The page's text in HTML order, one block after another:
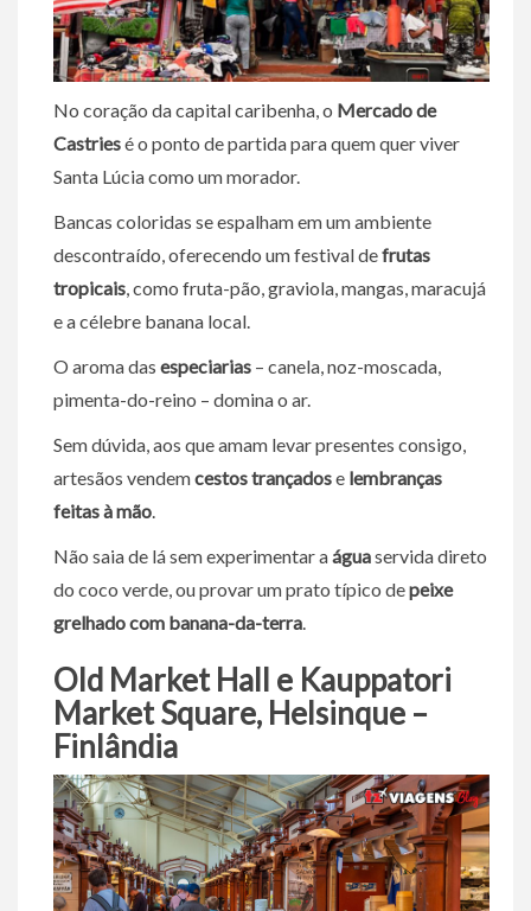
No coração da capital caribenha, o Mercado de
Castriesé o ponto de partida para quem quer viver
Santa Lúcia como um morador.
Bancas coloridas se espalham em um ambiente
descontraído, oferecendo um festival defrutas
tropicais,como fruta-pão, graviola, mangas, maracujá
e a célebre banana local.
O aroma das especiarias – canela, noz-moscada,
pimenta-do-reino – domina o ar.
Sem dúvida, aos que amam levar presentes consigo,
artesãos vendemcestos trançadose lembranças
feitas à mão.
Não saia de lá sem experimentar aáguaservida direto
do coco verde, ou provar um prato típico depeixe
grelhado com banana-da-terra.
Old Market Hall e Kauppatori
Market Square, Helsinque –
Finlândia